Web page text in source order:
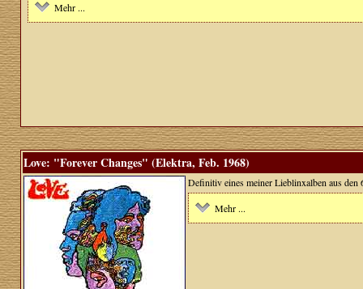
Mehr ...
Love: "Forever Changes" (Elektra, Feb. 1968)
Definitiv eines meiner Lieblinxalben aus den
Mehr ...